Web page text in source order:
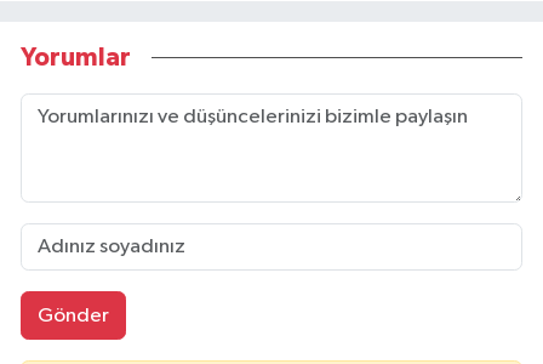
Yorumlar
Gönder